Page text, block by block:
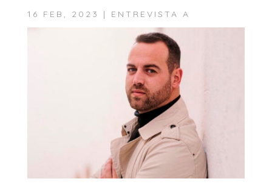
16 FEB, 2023 | ENTREVISTA A